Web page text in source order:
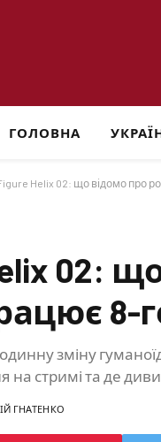
ГОЛОВНА
Helix 02: що відомо про
02:
8-
зміну
на стримі та де
ГНАТЕНКО